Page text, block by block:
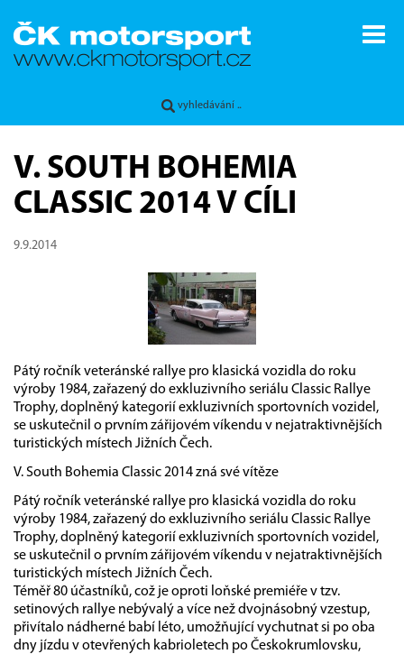
V. SOUTH BOHEMIA
CLASSIC 2014 V CÍLI
9.9.2014
Pátý ročník veteránské rallye pro klasická vozidla do roku
výroby 1984, zařazený do exkluzivního seriálu Classic Rallye
Trophy, doplněný kategorií exkluzivních sportovních vozidel,
se uskutečnil o prvním zářijovém víkendu v nejatraktivnějších
turistických místech Jižních Čech.
V. South Bohemia Classic 2014 zná své vítěze
Pátý ročník veteránské rallye pro klasická vozidla do roku
výroby 1984, zařazený do exkluzivního seriálu Classic Rallye
Trophy, doplněný kategorií exkluzivních sportovních vozidel,
se uskutečnil o prvním zářijovém víkendu v nejatraktivnějších
turistických místech Jižních Čech.
Téměř 80 účastníků, což je oproti loňské premiéře v tzv.
setinových rallye nebývalý a více než dvojnásobný vzestup,
přivítalo nádherné babí léto, umožňující vychutnat si po oba
dny jízdu v otevřených kabrioletech po Českokrumlovsku,